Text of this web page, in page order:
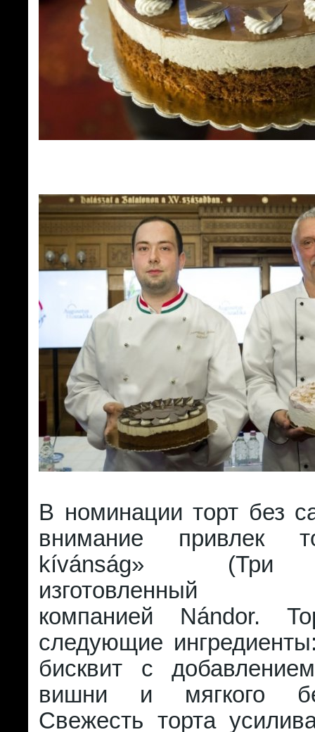
В номинации торт без
внимание привлек
kívánság» (Три
изготовленный
компанией Nándor.
следующие
бисквит с
вишни и мягкого
Свежесть торта